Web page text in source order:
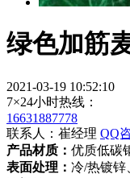
绿色加筋
2021-03-19 10:52:10
7×24小时热线：
16631887778
联系人：崔经理 QQ
产品材质： 优质低碳
表面处理： 冷/热镀锌